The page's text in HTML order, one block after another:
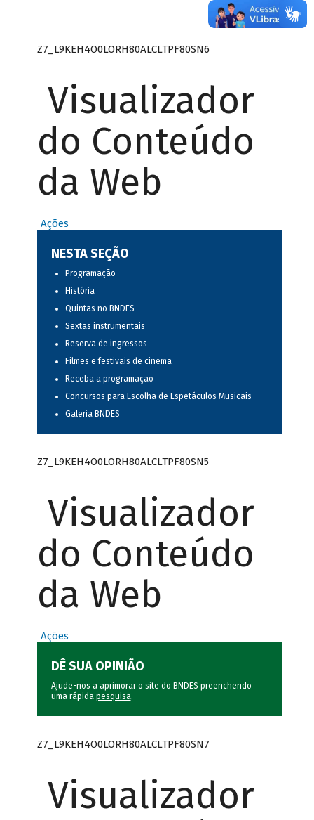
Z7_L9KEH4O0LORH80ALCLTPF80SN6
Visualizador
do Conteúdo
da Web
Ações
NESTA SEÇÃO
Programação
História
Quintas no BNDES
Sextas instrumentais
Reserva de ingressos
Filmes e festivais de cinema
Receba a programação
Concursos para Escolha de Espetáculos Musicais
Galeria BNDES
Z7_L9KEH4O0LORH80ALCLTPF80SN5
Visualizador
do Conteúdo
da Web
Ações
DÊ SUA OPINIÃO
Ajude-nos a aprimorar o site do BNDES preenchendo
uma rápida pesquisa.
Z7_L9KEH4O0LORH80ALCLTPF80SN7
Visualizador